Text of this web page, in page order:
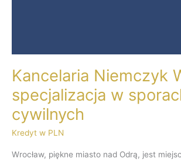
Kancelaria Niemczyk
specjalizacja w
cywilnych
Kredyt w PLN
Wrocław, piękne miasto nad Odrą, jest